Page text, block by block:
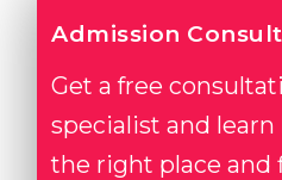
Admission
Get a free
specialist and
the right place and